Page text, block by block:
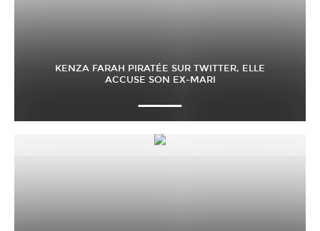
KENZA FARAH PIRATÉE SUR TWITTER, ELLE
ACCUSE SON EX-MARI